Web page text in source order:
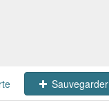
Sauvegarder